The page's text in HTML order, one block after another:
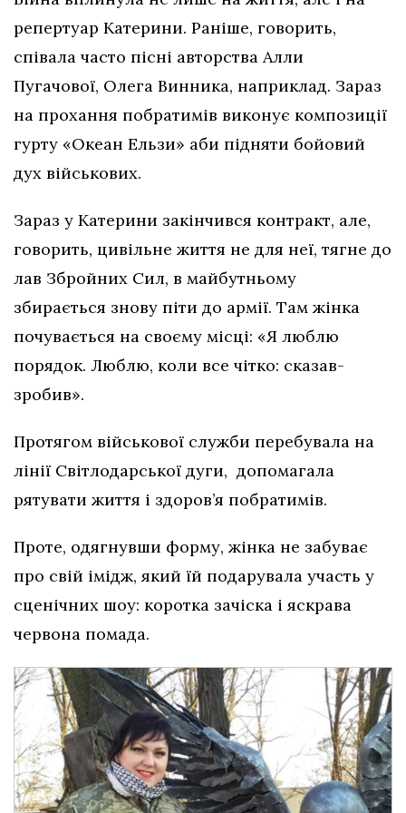
репертуар Катерини. Раніше, говорить,
співала часто пісні авторства Алли
Пугачової, Олега Винника, наприклад. Зараз
на прохання побратимів виконує композиції
гурту «Океан Ельзи» аби підняти бойовий
дух військових.
Зараз у Катерини закінчився контракт, але,
говорить, цивільне життя не для неї, тягне до
лав Збройних Сил, в майбутньому
збирається знову піти до армії. Там жінка
почувається на своєму місці: «Я люблю
порядок. Люблю, коли все чітко: сказав-
зробив».
Протягом військової служби перебувала на
лінії Світлодарської дуги, допомагала
рятувати життя і здоров’я побратимів.
Проте, одягнувши форму, жінка не забуває
про свій імідж, який їй подарувала участь у
сценічних шоу: коротка зачіска і яскрава
червона помада.